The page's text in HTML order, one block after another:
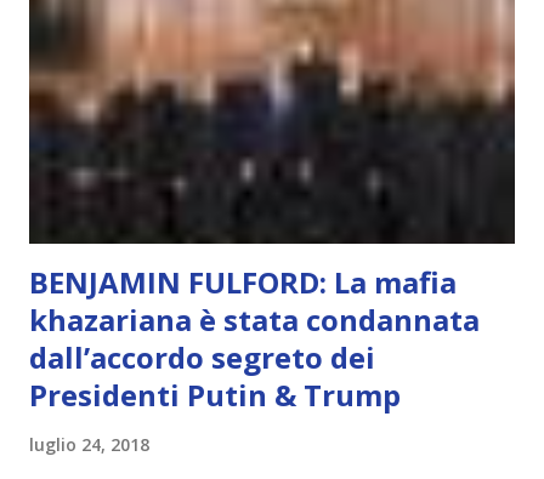
L’intelligenza può simulare comportamenti coscienti, ma
non può essere Coscienza. Può copiare, ma non può vivere
l’esperienza. Come diventerà ovvio Man mano che l’IA
diventerà sempre più avanzata (soprattutto tra il 2027 e il
2035), emergeranno situazioni che renderanno la differenza
lampante: L’IA sarà in gr...
BENJAMIN FULFORD: La mafia
khazariana è stata condannata
dall’accordo segreto dei
Presidenti Putin & Trump
luglio 24, 2018